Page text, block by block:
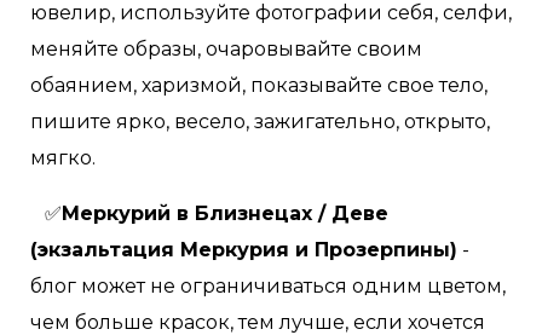
ювелир, используйте фотографии себя, селфи,
меняйте образы, очаровывайте своим
обаянием, харизмой, показывайте свое тело,
пишите ярко, весело, зажигательно, открыто,
мягко.
✅Меркурий в Близнецах / Деве
(экзальтация Меркурия и Прозерпины) -
блог может не ограничиваться одним цветом,
чем больше красок, тем лучше, если хочется